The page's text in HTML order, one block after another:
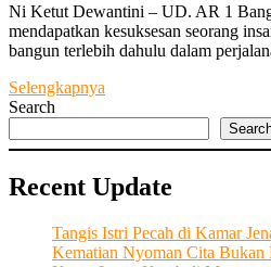
Ni Ketut Dewantini – UD. AR 1
mendapatkan kesuksesan seorang
bangun terlebih dahulu dalam
Selengkapnya
Search
Recent Update
Tangis Istri Pecah di Kamar
Kematian Nyoman Cita Bukan